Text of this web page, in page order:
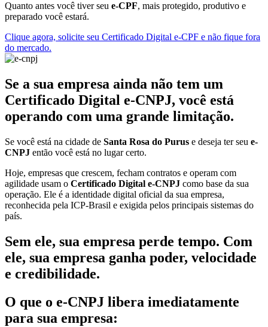
Quanto antes você tiver seu e-CPF, mais protegido, produtivo e
preparado você estará.
Clique agora, solicite seu Certificado Digital e-CPF e não fique fora
do mercado.
Se a sua empresa ainda não tem um
Certificado Digital e-CNPJ, você está
operando com uma grande limitação.
Se você está na cidade de Santa Rosa do Purus e deseja ter seu e-
CNPJ então você está no lugar certo.
Hoje, empresas que crescem, fecham contratos e operam com
agilidade usam o Certificado Digital e-CNPJ como base da sua
operação. Ele é a identidade digital oficial da sua empresa,
reconhecida pela ICP-Brasil e exigida pelos principais sistemas do
país.
Sem ele, sua empresa perde tempo. Com
ele, sua empresa ganha poder, velocidade
e credibilidade.
O que o e-CNPJ libera imediatamente
para sua empresa: